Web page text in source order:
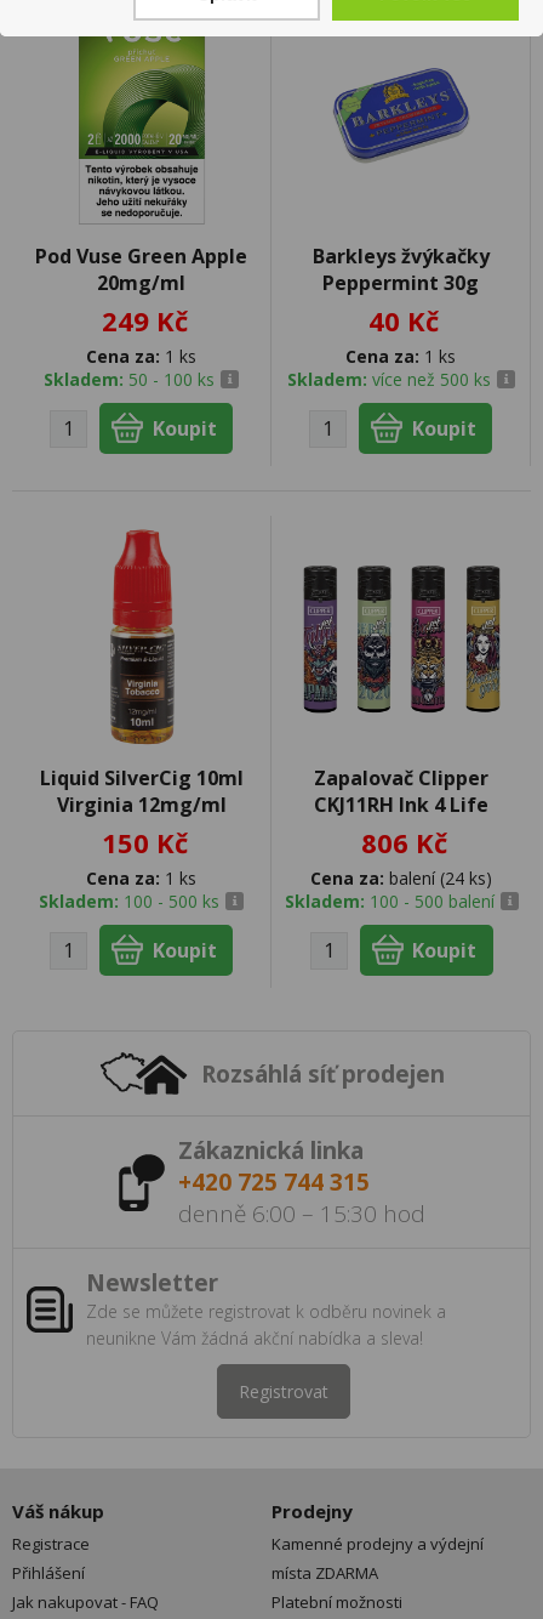
Pod Vuse Green Apple
20mg/ml
249 Kč
Cena za: 1 ks
Skladem: 50 - 100 ks
Barkleys žvýkačky
Peppermint 30g
40 Kč
Cena za: 1 ks
Skladem: více než 500 ks
Liquid SilverCig 10ml
Virginia 12mg/ml
150 Kč
Cena za: 1 ks
Skladem: 100 - 500 ks
Zapalovač Clipper
CKJ11RH Ink 4 Life
806 Kč
Cena za: balení (24 ks)
Skladem: 100 - 500 balení
Rozsáhlá síť prodejen
Zákaznická linka
+420 725 744 315
denně 6:00 – 15:30 hod
Newsletter
Zde se můžete registrovat k odběru novinek a
neunikne Vám žádná akční nabídka a sleva!
Registrovat
Váš nákup
Registrace
Přihlášení
Jak nakupovat - FAQ
Prodejny
Kamenné prodejny a výdejní
místa ZDARMA
Platební možnosti